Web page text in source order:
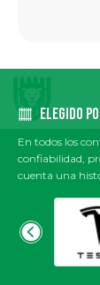
ELEGIDO
En todos los
confiabilidad,
cuenta una